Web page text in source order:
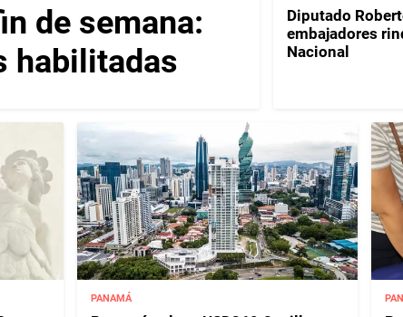
de semana:
habilitadas
Diputado
embajadores
Nacional
PANAMÁ